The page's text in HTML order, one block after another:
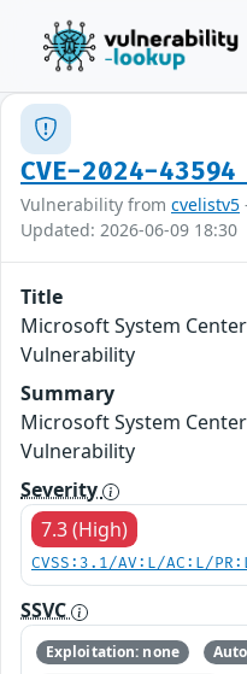
CVE-2024-43594
Vulnerability from cvelistv5
Updated: 2026-06-09 18:30
Title
Microsoft System
Vulnerability
Summary
Microsoft System
Vulnerability
Severity
7.3 (High)
CVSS:3.1/AV:L/AC:L/
SSVC
Exploitation: none